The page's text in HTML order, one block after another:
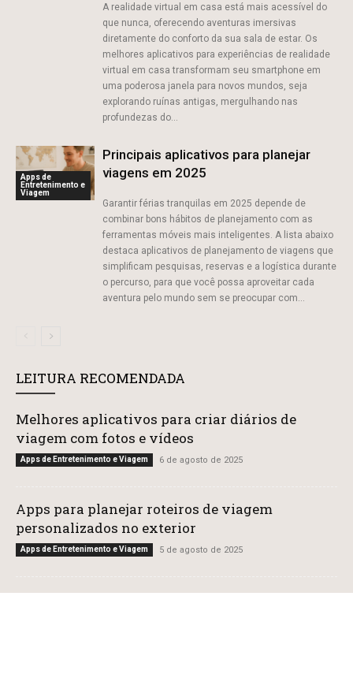
A realidade virtual em casa está mais acessível do
que nunca, oferecendo aventuras imersivas
diretamente do conforto da sua sala de estar. Os
melhores aplicativos para experiências de realidade
virtual em casa transformam seu smartphone em
uma poderosa janela para novos mundos, seja
explorando ruínas antigas, mergulhando nas
profundezas do...
Apps de
Entretenimento e
Viagem
Principais aplicativos para planejar
viagens em 2025
Garantir férias tranquilas em 2025 depende de
combinar bons hábitos de planejamento com as
ferramentas móveis mais inteligentes. A lista abaixo
destaca aplicativos de planejamento de viagens que
simplificam pesquisas, reservas e a logística durante
o percurso, para que você possa aproveitar cada
aventura pelo mundo sem se preocupar com...
LEITURA RECOMENDADA
Melhores aplicativos para criar diários de
viagem com fotos e vídeos
Apps de Entretenimento e Viagem 6 de agosto de 2025
Apps para planejar roteiros de viagem
personalizados no exterior
Apps de Entretenimento e Viagem 5 de agosto de 2025
Apps que ajudam você a encontrar atrações